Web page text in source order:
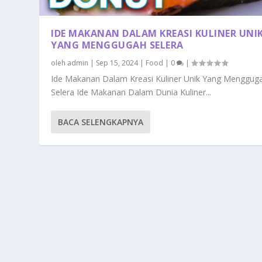
IDE MAKANAN DALAM KREASI KULINER
YANG MENGGUGAH SELERA
oleh admin | Sep 15, 2024| Food | 0 |
Ide Makanan Dalam Kreasi Kuliner Unik Yang
Selera Ide Makanan Dalam Dunia Kuliner...
BACA SELENGKAPNYA